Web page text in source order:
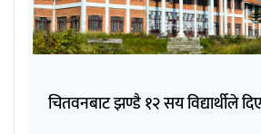
चितवनबाट झण्डै १२ सय विद्यार्थीले